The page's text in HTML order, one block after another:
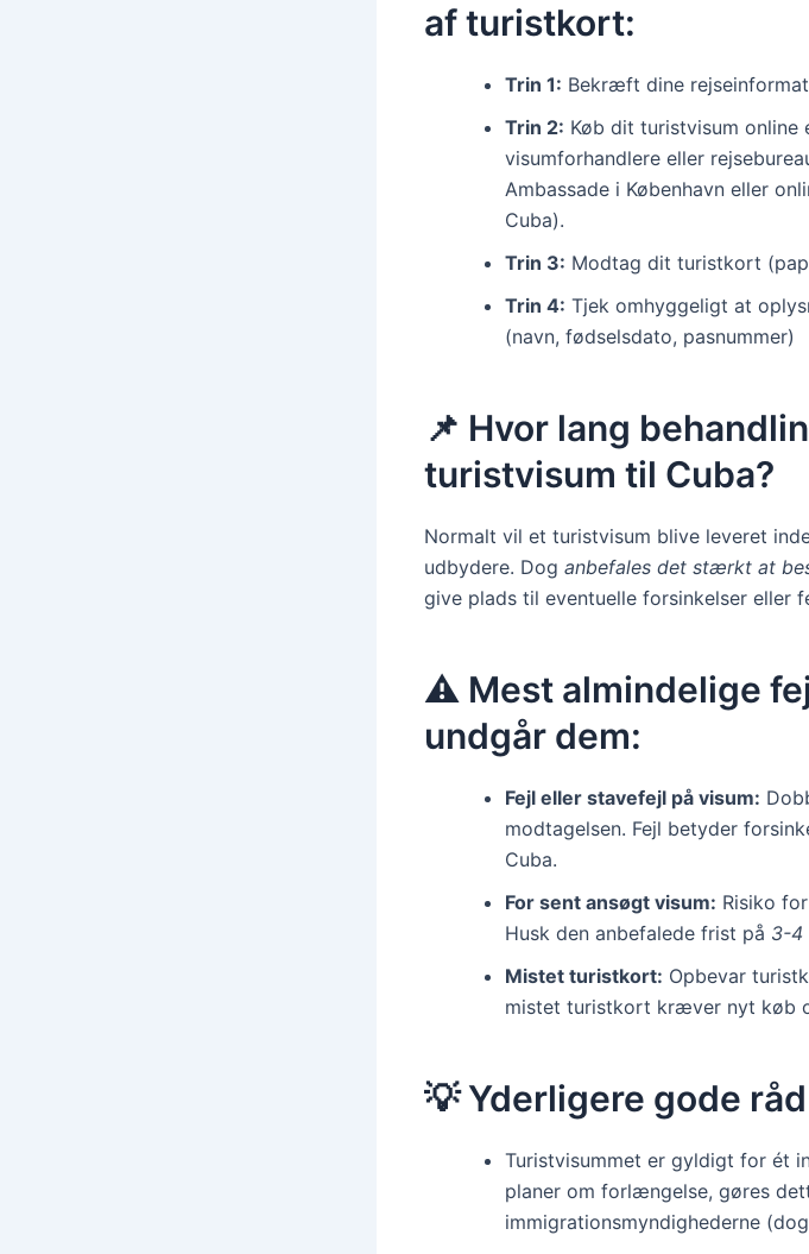
af turistkort:
Trin 1: Bekræft dine
Trin 2: Køb dit turistvisum online
visumforhandlere eller
Ambassade i København eller
Cuba).
Trin 3: Modtag dit turistkort
Trin 4: Tjek omhyggeligt at
(navn, fødselsdato, pasnummer)
📌 Hvor lang
turistvisum til Cuba?
Normalt vil et turistvisum blive leveret
udbydere. Dog anbefales det stærkt at
give plads til eventuelle forsinkelser eller
⚠️ Mest almindelige
undgår dem:
Fejl eller stavefejl på visum:
modtagelsen. Fejl betyder
Cuba.
For sent ansøgt visum: Risiko
Husk den anbefalede frist på 3-4
Mistet turistkort: Opbevar
mistet turistkort kræver nyt køb
💡 Yderligere gode
Turistvisummet er gyldigt for ét
planer om forlængelse, gøres
immigrationsmyndighederne